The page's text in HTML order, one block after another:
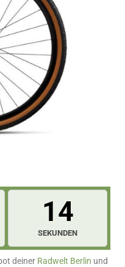
13
SEKUNDEN
deiner Radwelt Berlin und